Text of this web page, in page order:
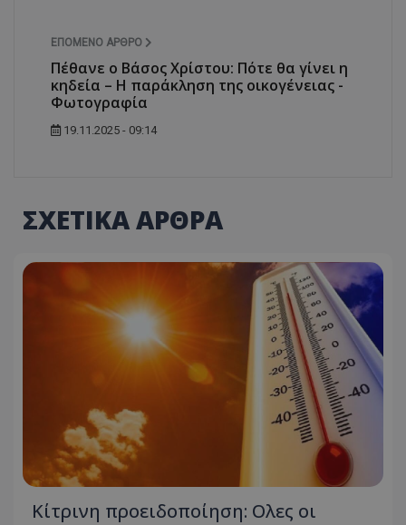
ΕΠΌΜΕΝΟ ΆΡΘΡΟ
Πέθανε ο Βάσος Χρίστου: Πότε θα γίνει η
κηδεία – Η παράκληση της οικογένειας -
Φωτογραφία
19.11.2025 - 09:14
ΣΧΕΤΙΚΑ ΑΡΘΡΑ
Κίτρινη προειδοποίηση: Ολες οι